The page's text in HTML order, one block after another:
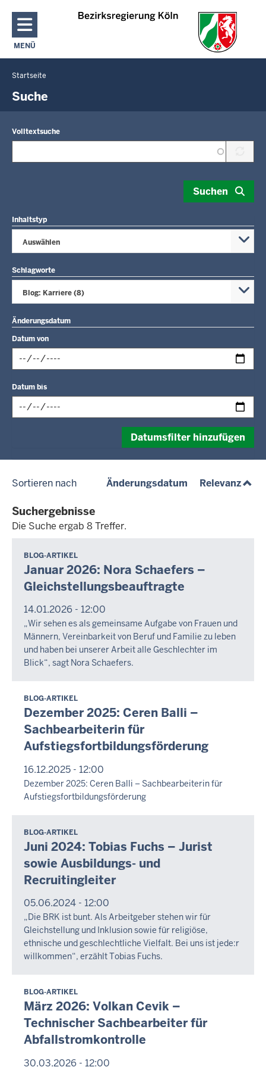
Direkt zum Inhalt
MENÜ
NAVIGATION AKTIVIEREN/DEAKTIVIEREN: HAUPTMENÜ
Sie
befinden
Startseite
Suche
Volltextsuche
Suchen
Inhaltstyp
Auswählen
Schlagworte
Blog: Karriere (8)
Änderungsdatum
Datum von
im
folgenden
Format
Datum bis
eingeben:
Datumsfilter hinzufügen
Sortieren nach Änderungsdatum (absteigend)
Relevanz
Suchergebnisse
Die Suche ergab 8 Treffer.
Suche
ergab
BLOG-ARTIKEL
Januar 2026: Nora Schaefers –
Gleichstellungsbeauftragte
14.01.2026 - 12:00
„Wir sehen es als gemeinsame Aufgabe von Frauen und
Männern, Vereinbarkeit von Beruf und Familie zu leben
und haben bei unserer Arbeit alle Geschlechter im
Blick“, sagt Nora Schaefers.
BLOG-ARTIKEL
Dezember 2025: Ceren Balli –
Sachbearbeiterin für
Aufstiegsfortbildungsförderung
16.12.2025 - 12:00
Dezember 2025: Ceren Balli – Sachbearbeiterin für
Aufstiegsfortbildungsförderung
BLOG-ARTIKEL
Juni 2024: Tobias Fuchs – Jurist
sowie Ausbildungs- und
Recruitingleiter
05.06.2024 - 12:00
„Die BRK ist bunt. Als Arbeitgeber stehen wir für
Gleichstellung und Inklusion sowie für religiöse,
ethnische und geschlechtliche Vielfalt. Bei uns ist jede:r
willkommen“, erzählt Tobias Fuchs.
BLOG-ARTIKEL
März 2026: Volkan Cevik –
Technischer Sachbearbeiter für
Abfallstromkontrolle
30.03.2026 - 12:00